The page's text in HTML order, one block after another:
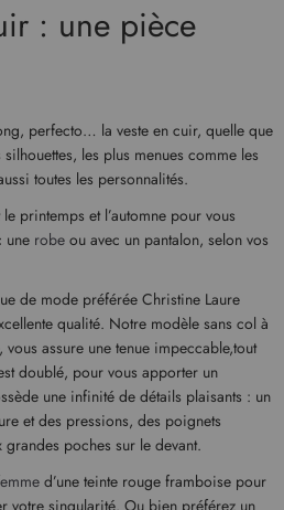
: une pièce
perfecto… la veste en cuir, quelle que
les plus menues comme les
toutes les personnalités.
printemps et l’automne pour vous
une robe ou avec un pantalon, selon vos
de mode préférée Christine Laure
qualité. Notre modèle sans col à
assure une tenue impeccable,tout
doublé, pour vous apporter un
une infinité de détails plaisants : un
et des pressions, des poignets
poches sur le devant.
d’une teinte rouge framboise pour
votre singularité. Ou bien préférez un